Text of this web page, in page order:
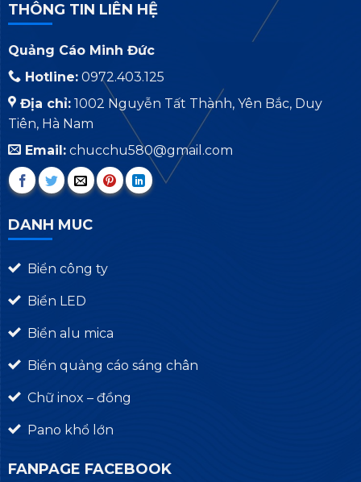
THÔNG TIN LIÊN HỆ
Quảng Cáo Minh Đức
Hotline:0972.403.125
Địa chỉ:1002 Nguyễn Tất Thành, Yên Bắc, Duy
Tiên, Hà Nam
Email:chucchu580@gmail.com
DANH MUC
Biển công ty
Biển LED
Biển alu mica
Biển quảng cáo sáng chân
Chữ inox – đồng
Pano khổ lớn
FANPAGE FACEBOOK